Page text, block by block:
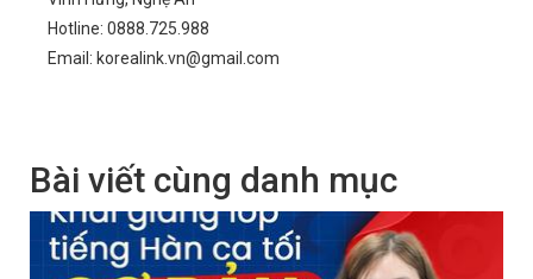
Hotline: 0888.725.988
Email: korealink.vn@gmail.com
Bài viết cùng danh mục